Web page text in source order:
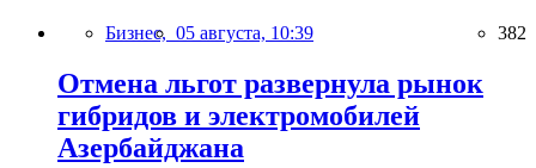
Бизнес, 05 августа, 10:39 382
Отмена льгот развернула рынок
гибридов и электромобилей
Азербайджана